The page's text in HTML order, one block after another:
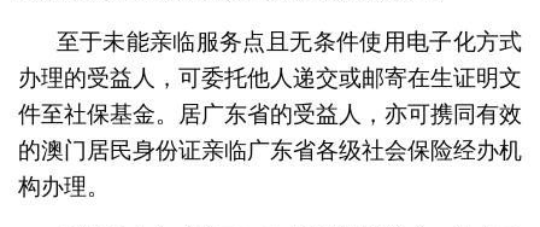
至于未能亲临服务点且无条件使用电子化方式
办理的受益人，可委托他人递交或邮寄在生证明文
件至社保基金。居广东省的受益人，亦可携同有效
的澳门居民身份证亲临广东省各级社会保险经办机
构办理。